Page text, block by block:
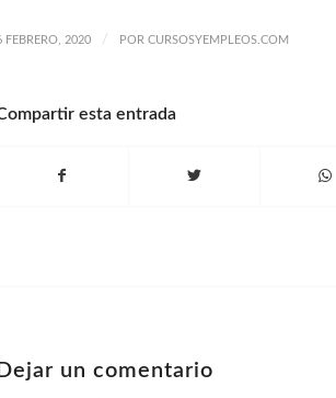
FEBRERO, 2020 / POR CURSOSYEMPLEOS.COM
esta entrada
Dejar un comentario